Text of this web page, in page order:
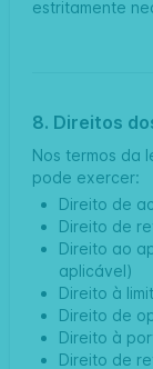
estritamente
8. Direitos
Nos termos da
pode exercer:
Direito de
Direito de
Direito ao
aplicável)
Direito à
Direito de
Direito à
Direito de